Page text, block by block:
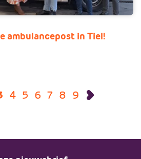
ambulancepost in Tiel!
4 5 6 7 8 9